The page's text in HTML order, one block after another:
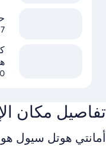
7 من الدقائق سيرًا على الأقدام
10 من
تفاصيل مكان
أمانتي هوتل سيول